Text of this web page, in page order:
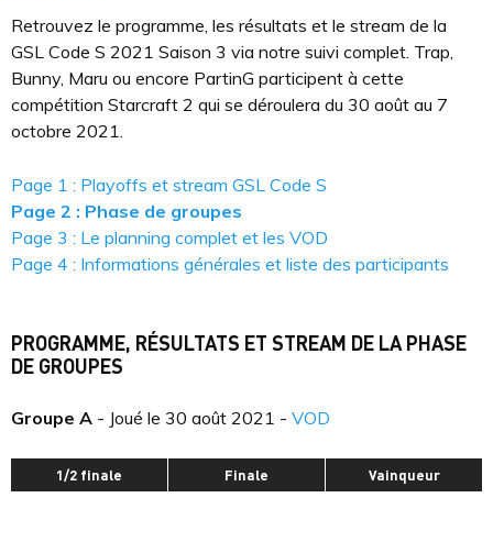
Retrouvez le programme, les résultats et le stream de la
GSL Code S 2021 Saison 3 via notre suivi complet. Trap,
Bunny, Maru ou encore PartinG participent à cette
compétition Starcraft 2 qui se déroulera du 30 août au 7
octobre 2021.
Page 1 : Playoffs et stream GSL Code S
Page 2 : Phase de groupes
Page 3 : Le planning complet et les VOD
Page 4 : Informations générales et liste des participants
PROGRAMME, RÉSULTATS ET STREAM DE LA PHASE
DE GROUPES
Groupe A - Joué le 30 août 2021 - VOD
1/2 finale Finale Vainqueur